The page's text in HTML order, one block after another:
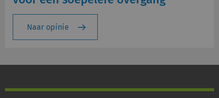
Naar opinie